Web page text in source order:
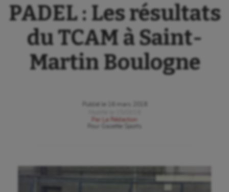
PADEL : Les résultats
du TCAM à Saint-
Martin Boulogne
Publié le
16 mars 2018
Par
La Rédaction
Gazette Sports